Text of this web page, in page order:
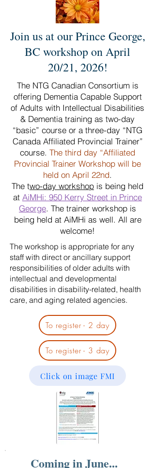
Join us at our Prince George,
BC workshop on April
20/21, 2026!
The NTG Canadian Consortium is
offering Dementia Capable Support
of Adults with Intellectual Disabilities
& Dementia training as two-day
“basic” course or a three-day “NTG
Canada Affiliated Provincial Trainer”
course. The third day “Affiliated
Provincial Trainer Workshop will be
held on April 22nd.
The two-day workshop is being held
at AiMHi: 950 Kerry Street in Prince
George. The trainer workshop is
being held at AiMHi as well. All are
welcome!
The workshop is appropriate for any
staff with direct or ancillary support
responsibilities of older adults with
intellectual and developmental
disabilities in disability-related, health
care, and aging related agencies.
To register - 2 day
To register - 3 day
Click on image FMI
Coming in June...